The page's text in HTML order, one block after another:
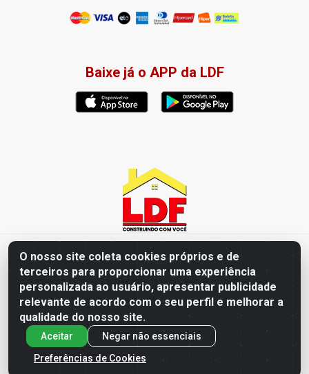
O nosso site coleta cookies próprios e de
terceiros para proporcionar uma experiência
personalizada ao usuário, apresentar publicidade
relevante de acordo com o seu perfil e melhorar a
qualidade do nosso site.
Aceitar
Negar não essenciais
Preferências de Cookies
Baixe já o APP da LDF
LDF Home Center - R. Hortência Helena Amorim Brito, 1343 -
Jardim América, Cabedelo - PB / CEP 58102-660 - CNPJ
57.477.123/0001-35